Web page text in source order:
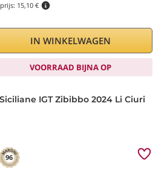
15,10 €
IN WINKELWAGEN
VOORRAAD BIJNA OP
IGT Zibibbo 2024 Li Ciuri
96